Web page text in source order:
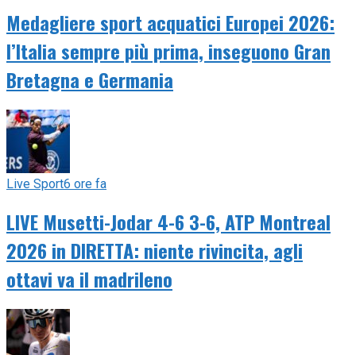
Medagliere sport acquatici Europei 2026:
l’Italia sempre più prima, inseguono Gran
Bretagna e Germania
Live Sport6 ore fa
LIVE Musetti-Jodar 4-6 3-6, ATP Montreal
2026 in DIRETTA: niente rivincita, agli
ottavi va il madrileno